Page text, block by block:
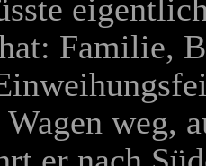
Familie,
weg,